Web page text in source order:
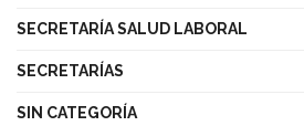
SECRETARÍA SALUD LABORAL
SECRETARÍAS
SIN CATEGORÍA